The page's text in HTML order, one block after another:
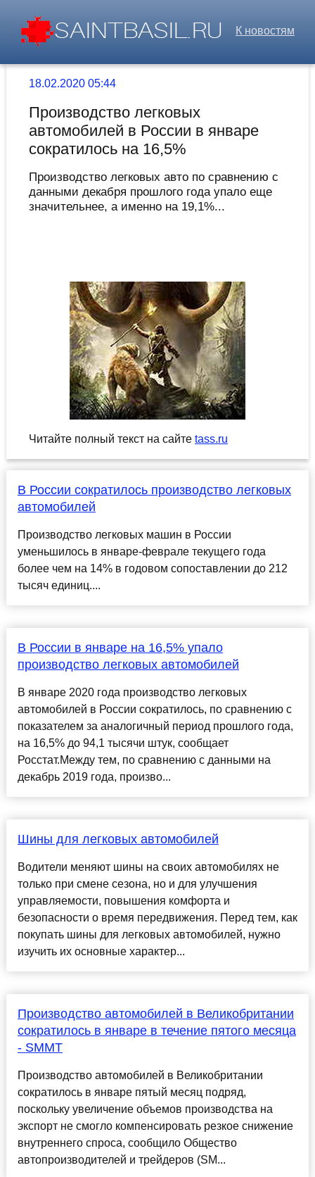
К новостям
18.02.2020 05:44
Производство легковых
автомобилей в России в январе
сократилось на 16,5%
Производство легковых авто по сравнению с
данными декабря прошлого года упало еще
значительнее, а именно на 19,1%...
Читайте полный текст на сайте tass.ru
В России сократилось производство легковых
автомобилей
Производство легковых машин в России
уменьшилось в январе-феврале текущего года
более чем на 14% в годовом сопоставлении до 212
тысяч единиц....
В России в январе на 16,5% упало
производство легковых автомобилей
В январе 2020 года производство легковых
автомобилей в России сократилось, по сравнению с
показателем за аналогичный период прошлого года,
на 16,5% до 94,1 тысячи штук, сообщает
Росстат.Между тем, по сравнению с данными на
декабрь 2019 года, произво...
Шины для легковых автомобилей
Водители меняют шины на своих автомобилях не
только при смене сезона, но и для улучшения
управляемости, повышения комфорта и
безопасности о время передвижения. Перед тем, как
покупать шины для легковых автомобилей, нужно
изучить их основные характер...
Производство автомобилей в Великобритании
сократилось в январе в течение пятого месяца
- SMMT
Производство автомобилей в Великобритании
сократилось в январе пятый месяц подряд,
поскольку увеличение объемов производства на
экспорт не смогло компенсировать резкое снижение
внутреннего спроса, сообщило Общество
автопроизводителей и трейдеров (SM...